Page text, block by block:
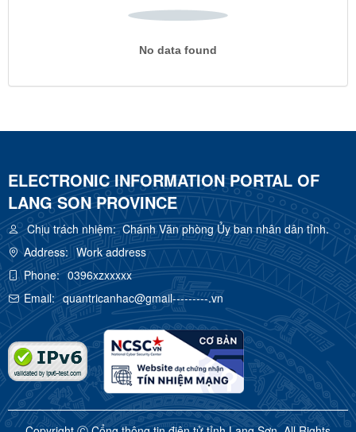
No data found
ELECTRONIC INFORMATION PORTAL OF
LANG SON PROVINCE
Chịu trách nhiệm:Chánh Văn phòng Ủy ban nhân dân tỉnh.
Address: Work address
Phone: 0396xzxxxxx
Email: quantricanhac@gmail---------.vn